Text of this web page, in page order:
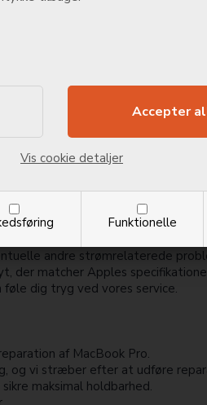
Funktionelle
Vis cookie detaljer
batteri med præcision og
andre strømrelaterede
der matcher Apples
føle dig tryg ved vores service.
af MacBook Pro.
og vi stræber efter at udføre
maksimal holdbarhed.